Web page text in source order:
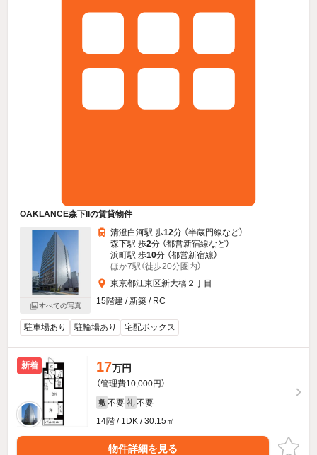
OAKLANCE森下IIの賃貸物件
すべての写真
清澄白河駅 歩12分 （半蔵門線など）
森下駅 歩2分 （都営新宿線など）
浜町駅 歩10分 （都営新宿線）
ほか7駅（徒歩20分圏内）
東京都江東区新大橋２丁目
15階建 / 新築 / RC
駐車場あり 駐輪場あり 宅配ボックス
新着 17万円
（管理費10,000円）
敷 不要 礼 不要
14階 / 1DK / 30.15㎡
物件詳細を見る